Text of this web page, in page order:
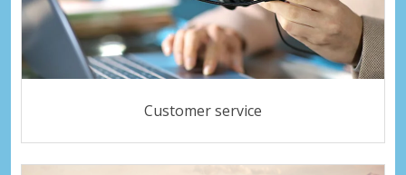
Customer service